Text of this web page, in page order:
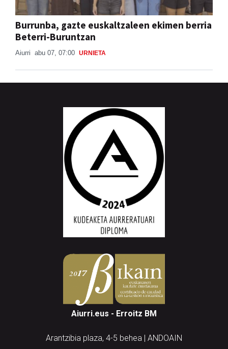
Burrunba, gazte euskaltzaleen ekimen berria
Beterri-Buruntzan
Aiurri abu 07, 07:00 URNIETA
Aiurri.eus - Erroitz BM
Arantzibia plaza, 4-5 behea | ANDOAIN